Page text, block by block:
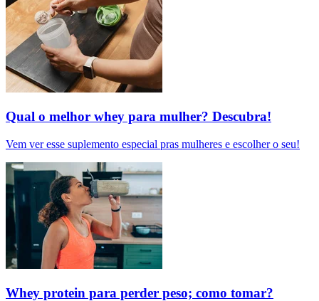
Qual o melhor whey para mulher? Descubra!
Vem ver esse suplemento especial pras mulheres e escolher o seu!
Whey protein para perder peso; como tomar?